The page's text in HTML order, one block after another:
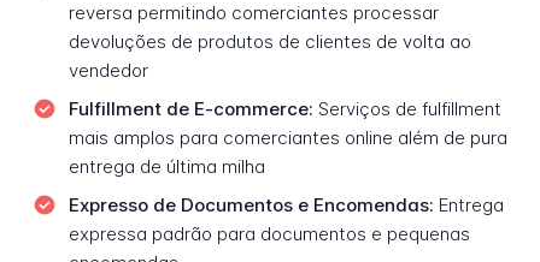
reversa permitindo comerciantes processar
devoluções de produtos de clientes de volta ao
vendedor
Fulfillment de E-commerce: Serviços de fulfillment
mais amplos para comerciantes online além de pura
entrega de última milha
Expresso de Documentos e Encomendas: Entrega
expressa padrão para documentos e pequenas